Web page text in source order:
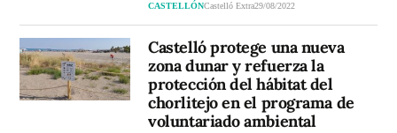
CASTELLÓNCastelló Extra29/08/2022
Castelló protege una nueva
zona dunar y refuerza la
protección del hábitat del
chorlitejo en el programa de
voluntariado ambiental